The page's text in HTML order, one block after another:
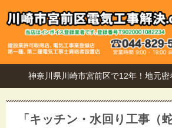
神奈川県川崎市宮前区で12年！地元
「キッチン・水回り工事（